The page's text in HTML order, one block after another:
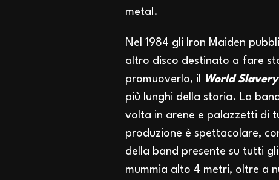
metal.
Nel 1984 gli Iron Maiden
altro disco destinato a fare
promuoverlo, il
World Slavery
più lunghi della storia. La
volta in arene e palazzetti di
produzione è spettacolare,
della band presente su tutti
mummia alto 4 metri, oltre a